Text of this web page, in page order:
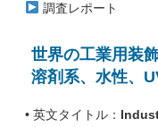
調査レポート
世界の工業用装
溶剤系、水性、
• 英文タイトル：